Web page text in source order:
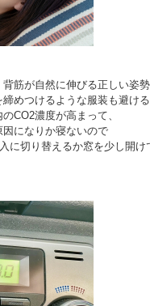
筋が自然に伸びる正しい姿
めつけるような服装も避け
CO2濃度が高まって、
になりか寝ないので
に切り替えるか窓を少し開け